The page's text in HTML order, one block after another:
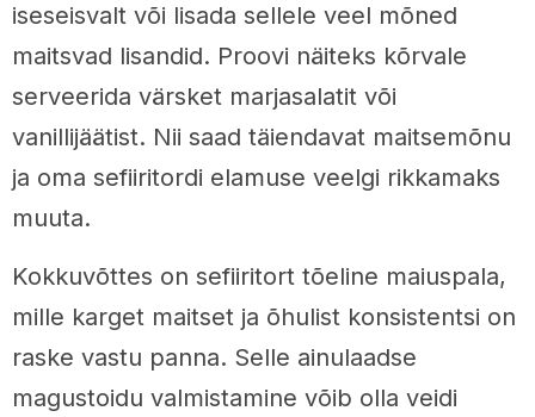
iseseisvalt või lisada sellele veel mõned
maitsvad lisandid. Proovi näiteks kõrvale
serveerida värsket marjasalatit või
vanillijäätist. Nii saad täiendavat maitsemõnu
ja oma sefiiritordi elamuse veelgi rikkamaks
muuta.
Kokkuvõttes on sefiiritort tõeline maiuspala,
mille karget maitset ja õhulist konsistentsi on
raske vastu panna. Selle ainulaadse
magustoidu valmistamine võib olla veidi